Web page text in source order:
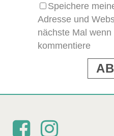
Speichere
Adresse und
nächste Mal
kommentiere